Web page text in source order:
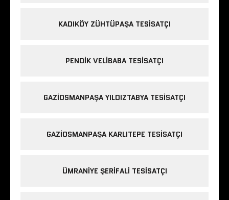
KADIKÖY ZÜHTÜPAŞA TESISATÇI
PENDIK VELIBABA TESISATÇI
GAZIOSMANPAŞA YILDIZTABYA TESISATÇI
GAZIOSMANPAŞA KARLITEPE TESISATÇI
ÜMRANIYE ŞERIFALI TESISATÇI